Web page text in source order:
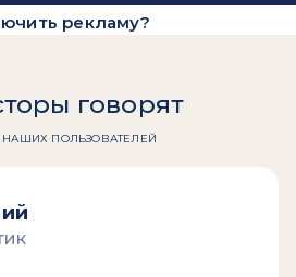
рекламу?
говорят
ПОЛЬЗОВАТЕЛЕЙ